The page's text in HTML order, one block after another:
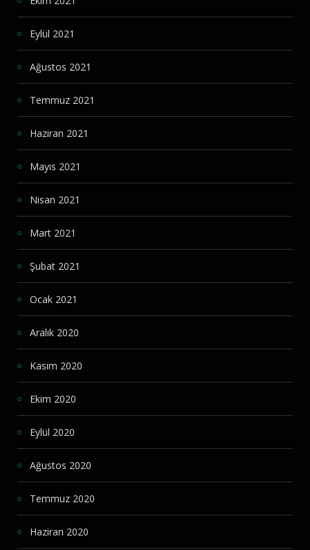
Eylül 2021
Ağustos 2021
Temmuz 2021
Haziran 2021
Mayıs 2021
Nisan 2021
Mart 2021
Şubat 2021
Ocak 2021
Aralık 2020
Kasım 2020
Ekim 2020
Eylül 2020
Ağustos 2020
Temmuz 2020
Haziran 2020